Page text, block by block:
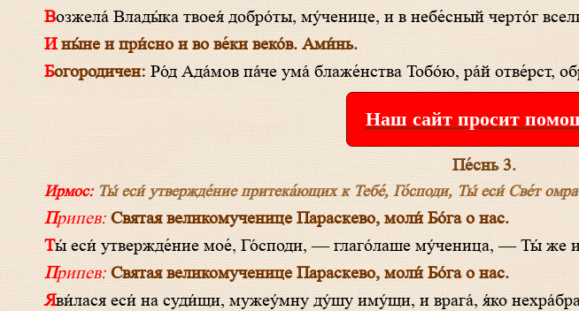
Возжела́ Влады́ка твоея́ добро́ты, му́ченице, и в небе́сный черто́г
И ны́не и при́сно и во ве́ки веко́в. Ами́нь.
Богородичен:Ро́д Ада́мов па́че ума́ блаже́нства Тобо́ю, ра́й отве́рст,
Наш сайт просит
Пе́снь 3.
Ирмос:Ты́ еси́ утвержде́ние притека́ющих к Тебе́, Го́споди, Ты́ еси́ Све́т
Припев: Святая великомученице Параскево, моли́ Бо́га о нас.
Ты́ еси́ утвержде́ние мое́, Го́споди, — глаго́лаше му́ченица, — Ты́ же
Припев: Святая великомученице Параскево, моли́ Бо́га о нас.
Яви́лася еси́ на суди́щи, мужеу́мну ду́шу иму́щи, и врага́, я́ко